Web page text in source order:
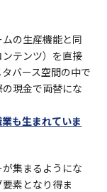
の生産機能と同
テンツ）を直接
バース空間の中で
現金で両替にな
も生まれていま
集まるようにな
素となり得ま